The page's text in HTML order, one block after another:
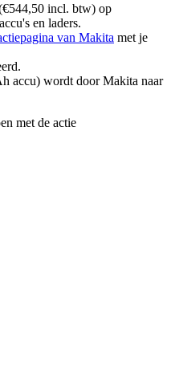
incl. btw) op
en laders.
van Makita met je
accu) wordt door Makita naar
met de actie